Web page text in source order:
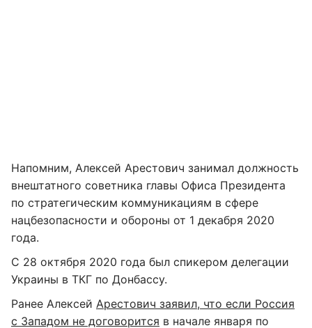
Напомним, Алексей Арестович занимал должность
внештатного советника главы Офиса Президента
по стратегическим коммуникациям в сфере
нацбезопасности и обороны от 1 декабря 2020
года.
С 28 октября 2020 года был спикером делегации
Украины в ТКГ по Донбассу.
Ранее Алексей Арестович заявил, что если Россия
с Западом не договорится в начале января по